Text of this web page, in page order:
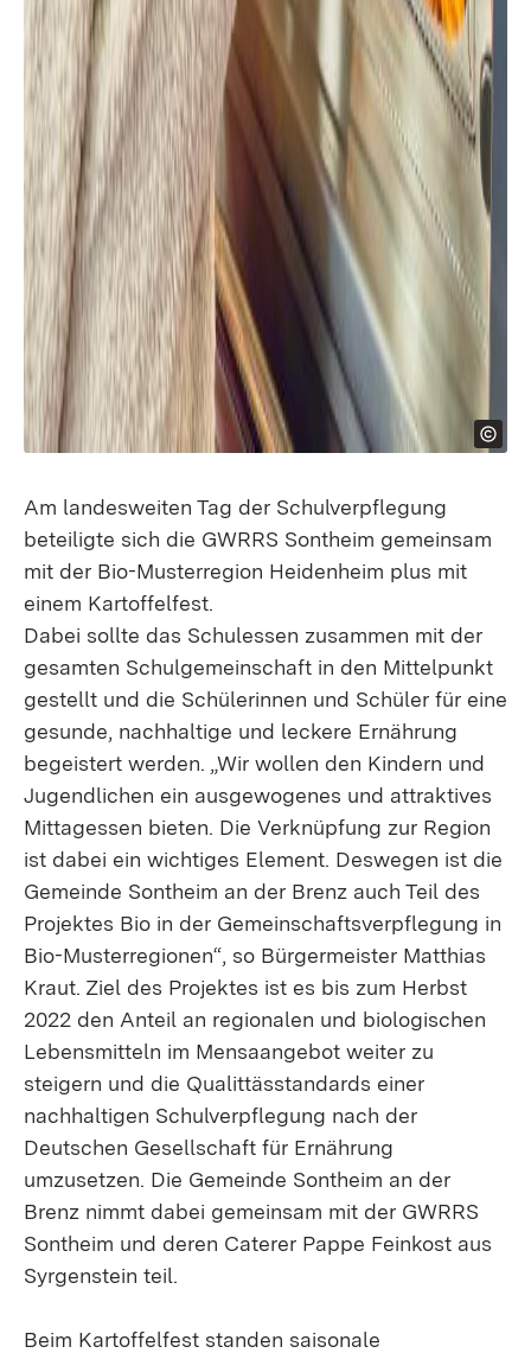
Am landesweiten Tag der Schulverpflegung
beteiligte sich die GWRRS Sontheim gemeinsam
mit der Bio-Musterregion Heidenheim plus mit
einem Kartoffelfest.
Dabei sollte das Schulessen zusammen mit der
gesamten Schulgemeinschaft in den Mittelpunkt
gestellt und die Schülerinnen und Schüler für eine
gesunde, nachhaltige und leckere Ernährung
begeistert werden. „Wir wollen den Kindern und
Jugendlichen ein ausgewogenes und attraktives
Mittagessen bieten. Die Verknüpfung zur Region
ist dabei ein wichtiges Element. Deswegen ist die
Gemeinde Sontheim an der Brenz auch Teil des
Projektes Bio in der Gemeinschaftsverpflegung in
Bio-Musterregionen“, so Bürgermeister Matthias
Kraut. Ziel des Projektes ist es bis zum Herbst
2022 den Anteil an regionalen und biologischen
Lebensmitteln im Mensaangebot weiter zu
steigern und die Qualittässtandards einer
nachhaltigen Schulverpflegung nach der
Deutschen Gesellschaft für Ernährung
umzusetzen. Die Gemeinde Sontheim an der
Brenz nimmt dabei gemeinsam mit der GWRRS
Sontheim und deren Caterer Pappe Feinkost aus
Syrgenstein teil.
Beim Kartoffelfest standen saisonale